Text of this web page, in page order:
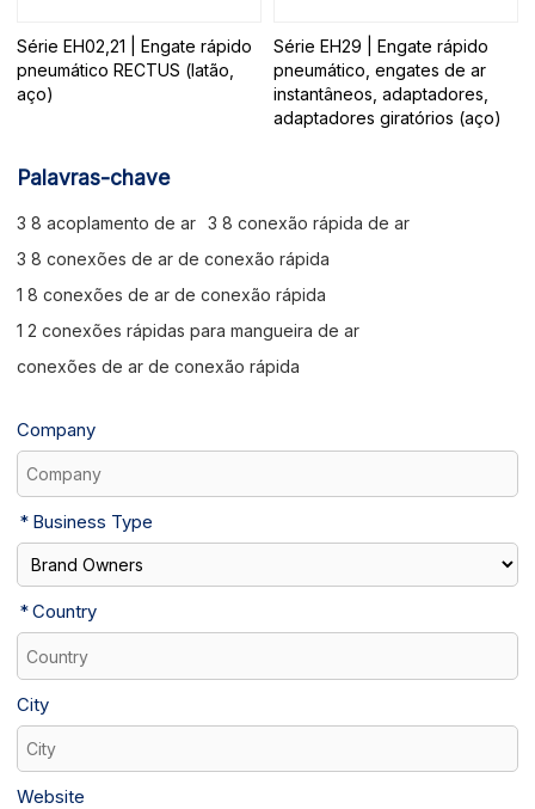
Série EH02,21 | Engate rápido
pneumático RECTUS (latão,
aço)
Série EH29 | Engate rápido
pneumático, engates de ar
instantâneos, adaptadores,
adaptadores giratórios (aço)
Palavras-chave
3 8 acoplamento de ar
3 8 conexão rápida de ar
3 8 conexões de ar de conexão rápida
1 8 conexões de ar de conexão rápida
1 2 conexões rápidas para mangueira de ar
conexões de ar de conexão rápida
Company
Business Type
Country
City
Website